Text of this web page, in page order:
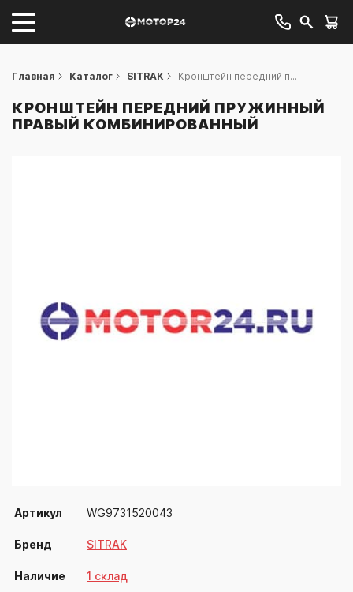
Главная Каталог SITRAK Кронштейн передний п...
КРОНШТЕЙН ПЕРЕДНИЙ ПРУЖИННЫЙ
ПРАВЫЙ КОМБИНИРОВАННЫЙ
Артикул WG9731520043
Бренд SITRAK
Наличие 1 склад